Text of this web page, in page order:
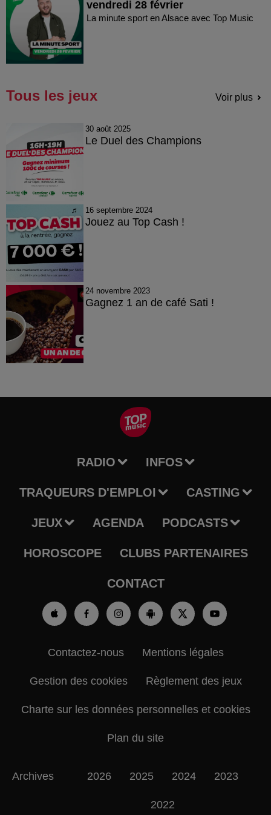
vendredi 28 février
La minute sport en Alsace avec Top Music
Tous les jeux Voir plus
30 août 2025
Le Duel des Champions
16 septembre 2024
Jouez au Top Cash !
24 novembre 2023
Gagnez 1 an de café Sati !
RADIO INFOS
TRAQUEURS D'EMPLOI CASTING
JEUX AGENDA PODCASTS
HOROSCOPE CLUBS PARTENAIRES
CONTACT
Contactez-nous Mentions légales
Gestion des cookies Règlement des jeux
Charte sur les données personnelles et cookies
Plan du site
Archives 2026 2025 2024 2023
2022